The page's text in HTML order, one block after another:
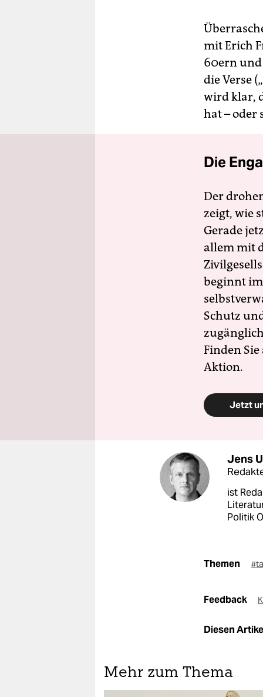
mit Erich
60ern und
die Verse
wird klar,
hat – oder
Die
Der
zeigt, wie
Gerade
allem mit
beginnt
Schutz
Finden
Aktion.
Jetzt
Jens
ist
Politik
Themen
Feedback
Diesen
Mehr zum Thema